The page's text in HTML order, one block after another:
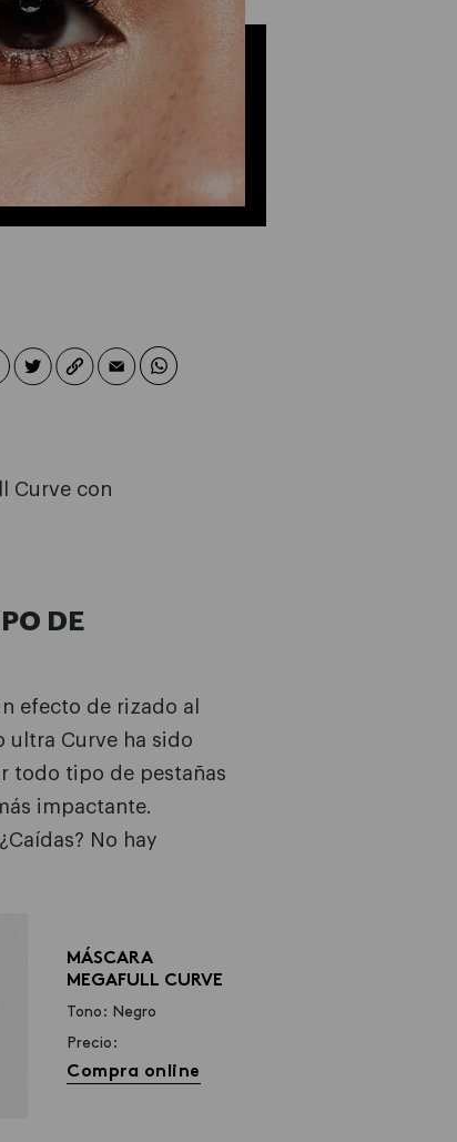
Curve con
DE
efecto de rizado al
ultra Curve ha sido
todo tipo de pestañas
impactante.
No hay
MÁSCARA
MEGAFULL CURVE
Tono: Negro
Precio:
Compra online